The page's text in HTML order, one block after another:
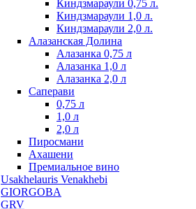
Киндзмараули 0,75 л.
Киндзмараули 1,0 л.
Киндзмараули 2,0 л.
Алазанская Долина
Алазанка 0,75 л
Алазанка 1,0 л
Алазанка 2,0 л
Саперави
0,75 л
1,0 л
2,0 л
Пиросмани
Ахашени
Премиальное вино
Usakhelauris Venakhebi
GIORGOBA
GRV